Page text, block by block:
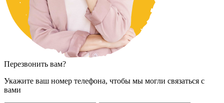
Перезвонить вам?
Укажите ваш номер телефона, чтобы мы могли связаться с
вами